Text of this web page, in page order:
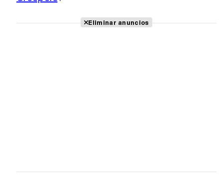
Eliminar anuncios